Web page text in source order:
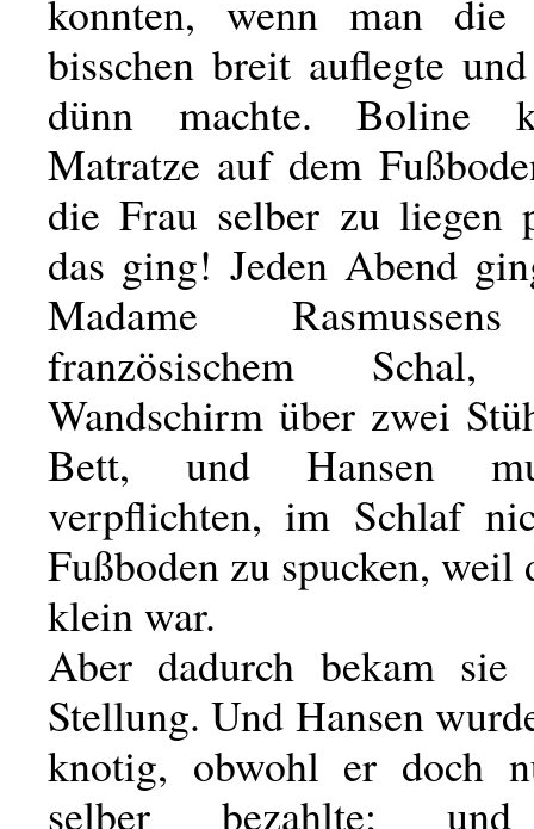
konnten, wenn man die
bisschen breit auflegte
dünn machte. Boline
Matratze auf dem
die Frau selber zu liegen
das ging! Jeden Abend
Madame
französischem
Wandschirm über zwei
Bett, und Hansen
verpflichten, im Schlaf
Fußboden zu spucken, weil
klein war.
Aber dadurch bekam sie
Stellung. Und Hansen
knotig, obwohl er doch
selber bezahlte; und